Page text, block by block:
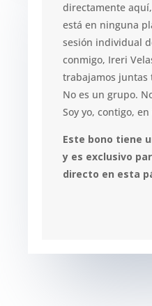
directamente
está en ninguna
sesión individual
conmigo, Ireri
trabajamos juntas
No es un grupo.
Soy yo, contigo,
Este bono tiene
y es exclusivo
directo en esta